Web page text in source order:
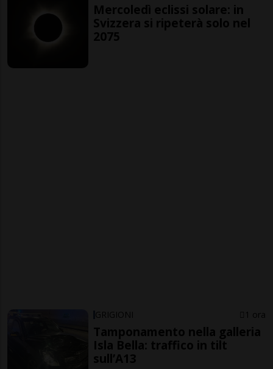
Mercoledì eclissi solare: in
Svizzera si ripeterà solo nel
2075
GRIGIONI 1 ora
Tamponamento nella galleria
Isla Bella: traffico in tilt
sull’A13